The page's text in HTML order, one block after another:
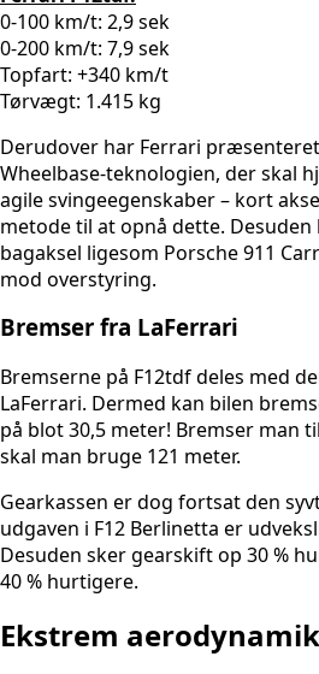
0-100 km/t: 2,9 sek
0-200 km/t: 7,9 sek
Topfart: +340 km/t
Tørvægt: 1.415 kg
Derudover har Ferrari
Wheelbase-teknologien, der skal
agile svingeegenskaber – kort
metode til at opnå dette.
bagaksel ligesom Porsche 911
mod overstyring.
Bremser fra LaFerrari
Bremserne på F12tdf deles med
LaFerrari. Dermed kan bilen
på blot 30,5 meter! Bremser man
skal man bruge 121 meter.
Gearkassen er dog fortsat den
udgaven i F12 Berlinetta er
Desuden sker gearskift op 30 %
40 % hurtigere.
Ekstrem aerodynamik